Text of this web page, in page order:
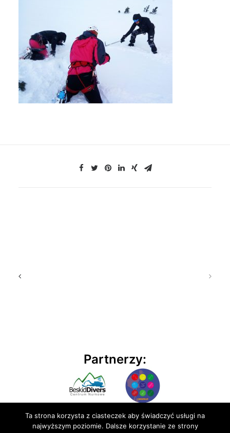
Partnerzy:
Ta strona korzysta z ciasteczek aby świadczyć usługi na
najwyższym poziomie. Dalsze korzystanie ze strony